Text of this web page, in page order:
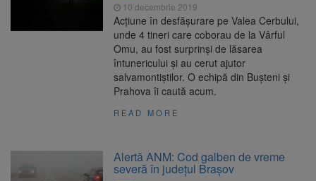
10 decembrie 2019
Acțiune în desfășurare pe Valea Cerbului,
unde 4 tineri care coborau de la Vârful
Omu, au fost surprinși de lăsarea
întunericului și au cerut ajutor
salvamontiștilor. O echipă din Bușteni și
Prahova îi caută acum.
READ MORE
Alertă ANM: Cod galben de vreme
severă în județul Brașov